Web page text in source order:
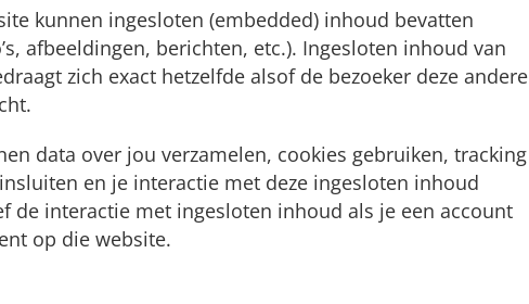
kunnen ingesloten (embedded) inhoud bevatten
afbeeldingen, berichten, etc.). Ingesloten inhoud van
zich exact hetzelfde alsof de bezoeker deze andere
data over jou verzamelen, cookies gebruiken, tracking
en je interactie met deze ingesloten inhoud
de interactie met ingesloten inhoud als je een account
op die website.